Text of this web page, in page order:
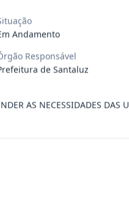
DE PESSOA JUR
DE PESSOA JUR
DE EMP
PARA LOCAÇÃO
Andamento
Responsável
de Santaluz
AS NECESSIDADES DAS